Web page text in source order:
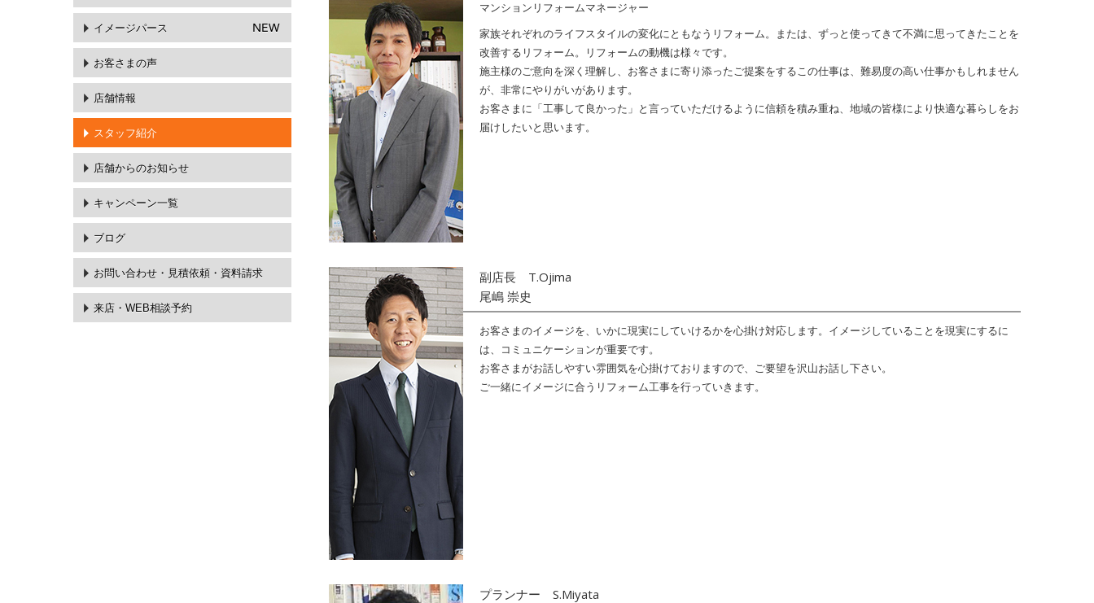
イメージパース NEW
お客さまの声
店舗情報
スタッフ紹介
店舗からのお知らせ
キャンペーン一覧
ブログ
お問い合わせ・ 見積依頼・資料請求
来店・WEB相談予約
マンションリフォームマネージャー
家族それぞれのライフスタイルの変化にともなうリフォーム。または、ずっと使ってきて不満に思ってきたことを
改善するリフォーム。リフォームの動機は様々です。
施主様のご意向を深く理解し、お客さまに寄り添ったご提案をするこの仕事は、難易度の高い仕事かもしれません
が、非常にやりがいがあります。
お客さまに「工事して良かった」と言っていただけるように信頼を積み重ね、地域の皆様により快適な暮らしをお
届けしたいと思います。
副店長 T.Ojima
尾嶋 崇史
お客さまのイメージを、いかに現実にしていけるかを心掛け対応します。イメージしていることを現実にするに
は、コミュニケーションが重要です。
お客さまがお話しやすい雰囲気を心掛けておりますので、ご要望を沢山お話し下さい。
ご一緒にイメージに合うリフォーム工事を行っていきます。
プランナーS.Miyata